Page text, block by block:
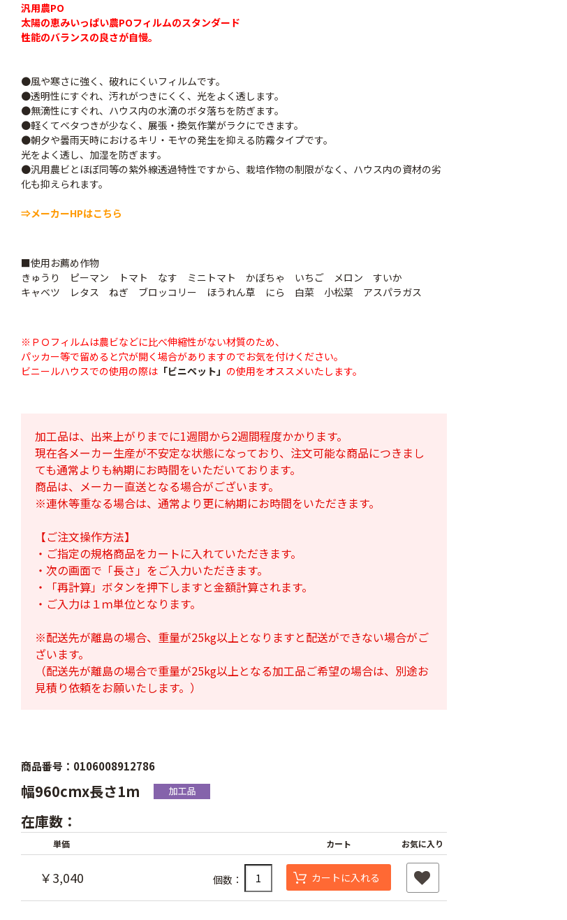
ビニールハウス補修
￥16,800
テキナシテープ
社加工）厚さ
0.1mm 幅600cm
汎用農PO
太陽の恵みいっぱい農POフィルムのスタンダード
性能のバランスの良さが自慢。
●風や寒さに強く、破れにくいフィルムです。
●透明性にすぐれ、汚れがつきにくく、光をよく透します。
●無滴性にすぐれ、ハウス内の水滴のボタ落ちを防ぎます。
●軽くてベタつきが少なく、展張・換気作業がラクにできます。
●朝夕や曇雨天時におけるキリ・モヤの発生を抑える防霧タイプです。
光をよく透し、加湿を防ぎます。
●汎用農ビとほぼ同等の紫外線透過特性ですから、栽培作物の制限がなく、ハウス内の資材の劣
化も抑えられます。
⇒メーカーHPはこちら
■使用お薦め作物
きゅうり ピーマン トマト なす ミニトマト かぼちゃ いちご メロン すいか
キャベツ レタス ねぎ ブロッコリー ほうれん草 にら 白菜 小松菜 アスパラガス
※ＰＯフィルムは農ビなどに比べ伸縮性がない材質のため、
パッカー等で留めると穴が開く場合がありますのでお気を付けください。
ビニールハウスでの使用の際は 「ビニペット」 の使用をオススメいたします。
加工品は、出来上がりまでに1週間から2週間程度かかります。
現在各メーカー生産が不安定な状態になっており、注文可能な商品につきまし
ても通常よりも納期にお時間をいただいております。
商品は、メーカー直送となる場合がございます。
※連休等重なる場合は、通常より更に納期にお時間をいただきます。
【ご注文操作方法】
・ご指定の規格商品をカートに入れていただきます。
・次の画面で「長さ」をご入力いただきます。
・「再計算」ボタンを押下しますと金額計算されます。
・ご入力は１ｍ単位となります。
※配送先が離島の場合、重量が25kg以上となりますと配送ができない場合がご
ざいます。
（配送先が離島の場合で重量が25kg以上となる加工品ご希望の場合は、別途お
見積り依頼をお願いたします。）
商品番号：0106008912786
幅960cmx長さ1m
在庫数：
単価 カート お気に入り
￥3,040 個数： カートに入れる